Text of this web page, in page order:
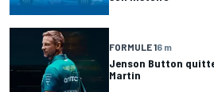
FORMULE 16 m
Jenson Button
Martin